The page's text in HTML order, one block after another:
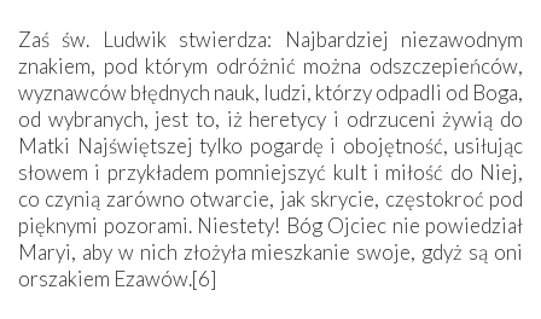
Zaś św. Ludwik stwierdza: Najbardziej niezawodnym
znakiem, pod którym odróżnić można odszczepieńców,
wyznawców błędnych nauk, ludzi, którzy odpadli od Boga,
od wybranych, jest to, iż heretycy i odrzuceni żywią do
Matki Najświętszej tylko pogardę i obojętność, usiłując
słowem i przykładem pomniejszyć kult i miłość do Niej,
co czynią zarówno otwarcie, jak skrycie, częstokroć pod
pięknymi pozorami. Niestety! Bóg Ojciec nie powiedział
Maryi, aby w nich złożyła mieszkanie swoje, gdyż są oni
orszakiem Ezawów.[6]